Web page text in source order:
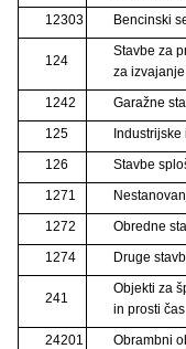
12303
Bencinski
124
Stavbe za
za
1242
Garažne
125
126
Stavbe
1271
1272
Obredne
1274
Druge
241
Objekti za
in prosti čas
24201
Obrambni